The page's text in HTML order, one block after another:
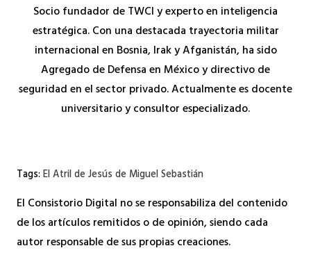
Socio fundador de TWCI y experto en inteligencia
estratégica. Con una destacada trayectoria militar
internacional en Bosnia, Irak y Afganistán, ha sido
Agregado de Defensa en México y directivo de
seguridad en el sector privado. Actualmente es docente
universitario y consultor especializado.
Tags:El Atril de Jesús de Miguel Sebastián
El Consistorio Digital no se responsabiliza del contenido
de los artículos remitidos o de opinión, siendo cada
autor responsable de sus propias creaciones.